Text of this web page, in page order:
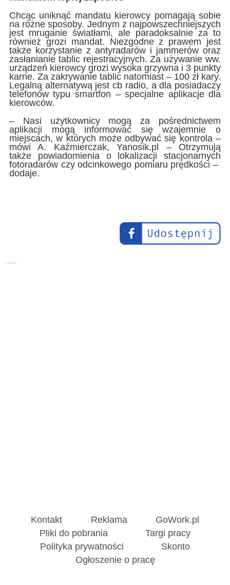
Chcąc uniknąć mandatu kierowcy pomagają sobie
na różne sposoby. Jednym z najpowszechniejszych
jest mruganie światłami, ale paradoksalnie za to
również grozi mandat. Niezgodne z prawem jest
także korzystanie z antyradarów i jammerów oraz
zasłanianie tablic rejestracyjnych. Za używanie ww.
urządzeń kierowcy grozi wysoka grzywna i 3 punkty
karne. Za zakrywanie tablic natomiast – 100 zł kary.
Legalną alternatywą jest cb radio, a dla posiadaczy
telefonów typu smartfon – specjalne aplikacje dla
kierowców.
– Nasi użytkownicy mogą za pośrednictwem
aplikacji mogą informować się wzajemnie o
miejscach, w których może odbywać się kontrola –
mówi A. Kaźmierczak, Yanosik.pl – Otrzymują
także powiadomienia o lokalizacji stacjonarnych
fotoradarów czy odcinkowego pomiaru prędkości –
dodaje.
Kontakt Reklama
GoWork.pl
Pliki do pobrania
Targi pracy
Polityka prywatności
Skonto
Ogłoszenie o pracę